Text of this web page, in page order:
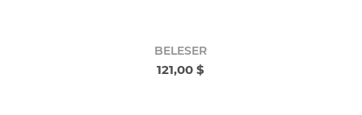
BELESER
121,00 $